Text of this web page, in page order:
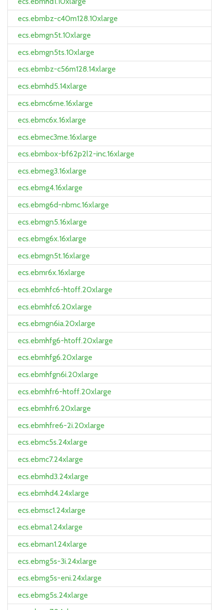
ecs.ebmbz-c40m128.10xlarge
ecs.ebmgn5t.10xlarge
ecs.ebmgn5ts.10xlarge
ecs.ebmbz-c56m128.14xlarge
ecs.ebmhd5.14xlarge
ecs.ebmc6me.16xlarge
ecs.ebmc6x.16xlarge
ecs.ebmec3me.16xlarge
ecs.ebmbox-bf62p2l2-inc.16xlarge
ecs.ebmeg3.16xlarge
ecs.ebmg4.16xlarge
ecs.ebmg6d-nbmc.16xlarge
ecs.ebmgn5.16xlarge
ecs.ebmg6x.16xlarge
ecs.ebmgn5t.16xlarge
ecs.ebmr6x.16xlarge
ecs.ebmhfc6-htoff.20xlarge
ecs.ebmhfc6.20xlarge
ecs.ebmgn6ia.20xlarge
ecs.ebmhfg6-htoff.20xlarge
ecs.ebmhfg6.20xlarge
ecs.ebmhfgn6i.20xlarge
ecs.ebmhfr6-htoff.20xlarge
ecs.ebmhfr6.20xlarge
ecs.ebmhfre6-2i.20xlarge
ecs.ebmc5s.24xlarge
ecs.ebmc7.24xlarge
ecs.ebmhd3.24xlarge
ecs.ebmhd4.24xlarge
ecs.ebmsc1.24xlarge
ecs.ebma1.24xlarge
ecs.ebman1.24xlarge
ecs.ebmg5s-3i.24xlarge
ecs.ebmg5s-eni.24xlarge
ecs.ebmg5s.24xlarge